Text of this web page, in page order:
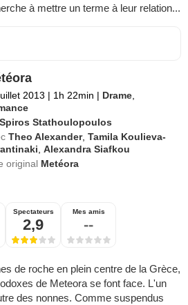
à mettre un terme à leur relation...
2013 | 1h 22min | Drame
Spiros Stathoulopoulos
Theo Alexander,Tamila Koulieva-
,Alexandra Siafkou
original Metéora
Spectateurs
2,9
Mes amis
--
de roche en plein centre de la Grèce,
de Meteora se font face. L'un
des nonnes. Comme suspendus